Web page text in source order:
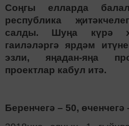
Соңгы елларда
республика
салды. Шуңа күрә
гаиләләргә ярдәм
эзли, яңадан-яңа
проектлар кабул итә.
Беренчегә – 50, өченчегә